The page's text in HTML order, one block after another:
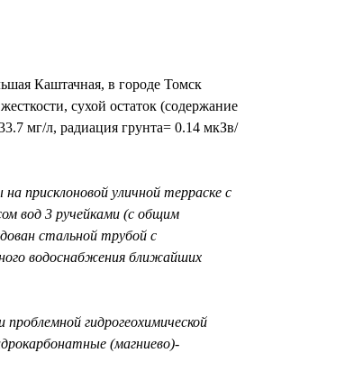
Каштачная, в городе Томск
сухой остаток (содержание
мг/л, радиация грунта= 0.14 мкЗв/
присклоновой уличной терраске с
вод 3 ручейками (с общим
стальной трубой с
водоснабжения ближайших
гидрогеохимической
(магниево)-